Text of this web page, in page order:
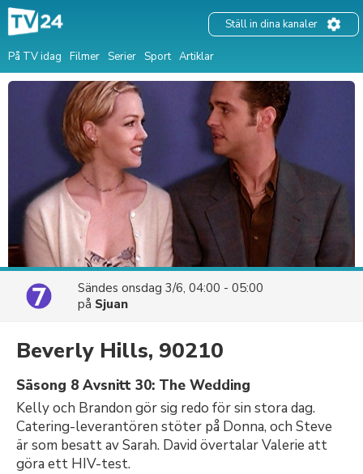
På TV idag Filmer Serier Sport Artiklar
Ställ in dina kanaler
Sändes onsdag 3/6, 04:00 - 05:00
på Sjuan
Beverly Hills, 90210
Säsong 8 Avsnitt 30: The Wedding
Kelly och Brandon gör sig redo för sin stora dag.
Catering-leverantören stöter på Donna, och Steve
är som besatt av Sarah. David övertalar Valerie att
göra ett HIV-test.